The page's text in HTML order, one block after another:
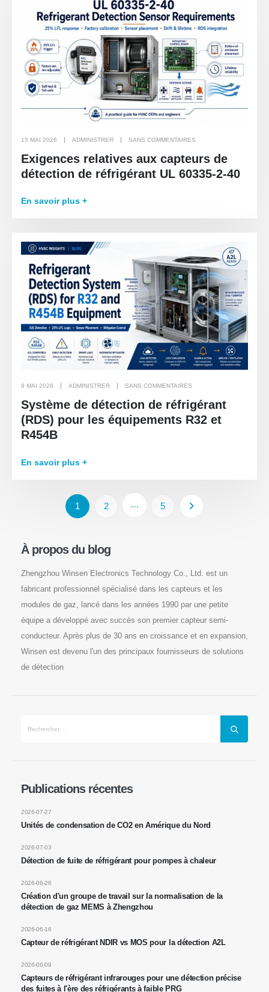
15 MAI 2026 ADMINISTRER SANS COMMENTAIRES
Exigences relatives aux capteurs de
détection de réfrigérant UL 60335-2-40
En savoir plus +
9 MAI 2026 ADMINISTRER SANS COMMENTAIRES
Système de détection de réfrigérant
(RDS) pour les équipements R32 et
R454B
En savoir plus +
1 2 … 5
À propos du blog
Zhengzhou Winsen Electronics Technology Co., Ltd. est un
fabricant professionnel spécialisé dans les capteurs et les
modules de gaz, lancé dans les années 1990 par une petite
équipe a développé avec succès son premier capteur semi-
conducteur. Après plus de 30 ans en croissance et en expansion,
Winsen est devenu l'un des principaux fournisseurs de solutions
de détection
Publications récentes
Unités de condensation de CO2 en Amérique du Nord
2026-07-27
Détection de fuite de réfrigérant pour pompes à chaleur
2026-07-03
Création d'un groupe de travail sur la normalisation de la
détection de gaz MEMS à Zhengzhou
2026-06-26
Capteur de réfrigérant NDIR vs MOS pour la détection A2L
2026-06-16
Capteurs de réfrigérant infrarouges pour une détection précise
des fuites à l'ère des réfrigérants à faible PRG
2026-06-09
E-mail:cece@winsensor.com
Wechat: 18569903598
Produits chauds